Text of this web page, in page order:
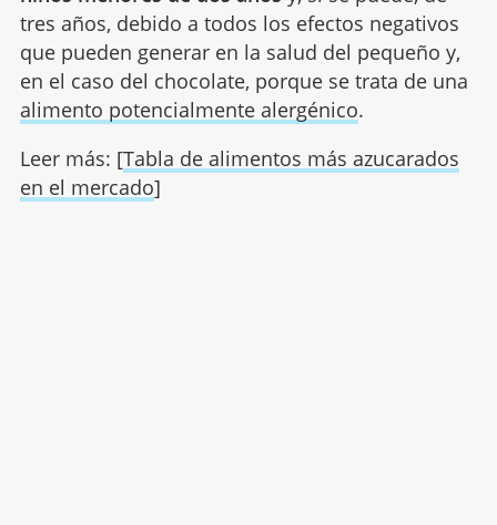
tres años, debido a todos los efectos negativos
que pueden generar en la salud del pequeño y,
en el caso del chocolate, porque se trata de una
alimento potencialmente alergénico.
Leer más: [Tabla de alimentos más azucarados
en el mercado]